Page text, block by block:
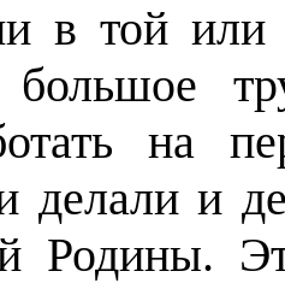
в той
большое
на
делали и
Родины.